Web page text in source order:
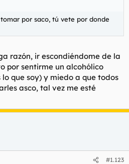
por saco, tú vete por donde
razón, ir escondiéndome de la
por sentirme un alcohólico
que soy) y miedo a que todos
asco, tal vez me esté
#1.123